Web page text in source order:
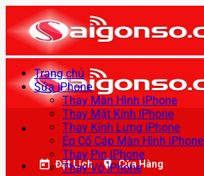
qua
nội
dung
Đặt Lịch Cửa Hàng
Trang chủ
Sửa iPhone
Thay Màn Hình iPhone
Thay Mặt Kính iPhone
Thay Kính Lưng iPhone
Ép Cổ Cáp Màn Hình iPhone
Thay Pin iPhone
Thay Vỏ iPhone